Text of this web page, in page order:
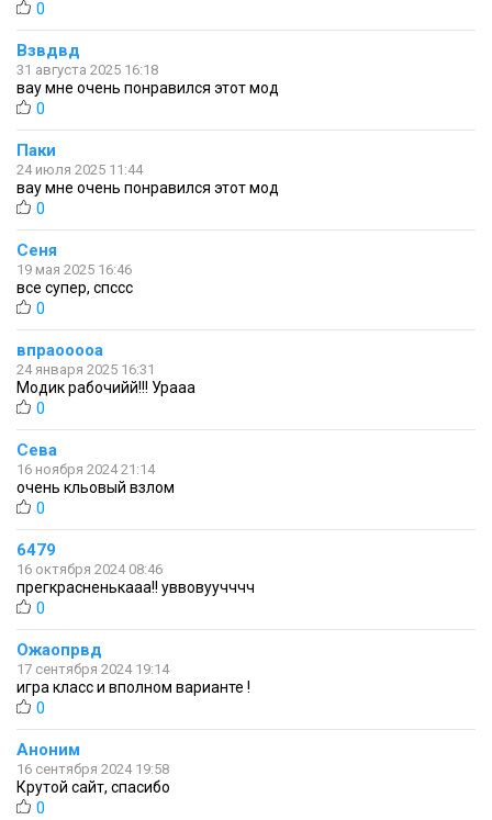
0
Взвдвд
31 августа 2025 16:18
вау мне очень понравился этот мод
0
Паки
24 июля 2025 11:44
вау мне очень понравился этот мод
0
Сеня
19 мая 2025 16:46
все супер, спссс
0
впраооооа
24 января 2025 16:31
Модик рабочийй!!! Урааа
0
Сева
16 ноября 2024 21:14
очень кльовый взлом
0
6479
16 октября 2024 08:46
прегкрасненькааа!! уввовуучччч
0
Ожаопрвд
17 сентября 2024 19:14
игра класс и вполном варианте !
0
Аноним
16 сентября 2024 19:58
Крутой сайт, спасибо
0